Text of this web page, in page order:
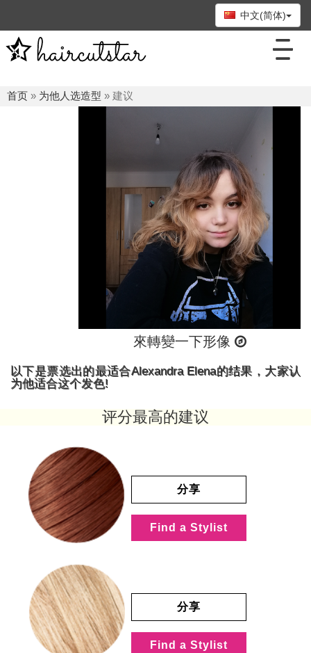
中文(简体)
首页 » 为他人选造型 » 建议
來轉變一下形像
以下是票选出的最适合Alexandra Elena的结果，大家认
为他适合这个发色!
评分最高的建议
分享
Find a Stylist
分享
Find a Stylist